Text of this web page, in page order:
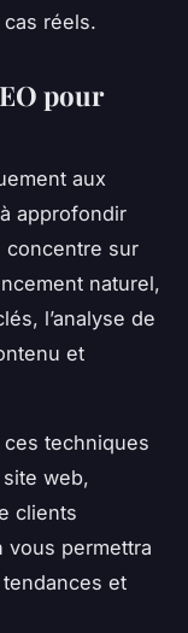
réels.
pour
aux
approfondir
concentre sur
naturel,
l’analyse de
et
techniques
web,
clients
vous permettra
et